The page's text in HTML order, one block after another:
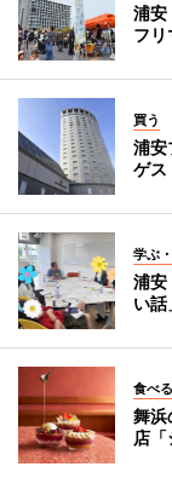
浦安
フリ
買う
浦安
ゲス
学ぶ
浦安
い話
食べる
舞浜
店「